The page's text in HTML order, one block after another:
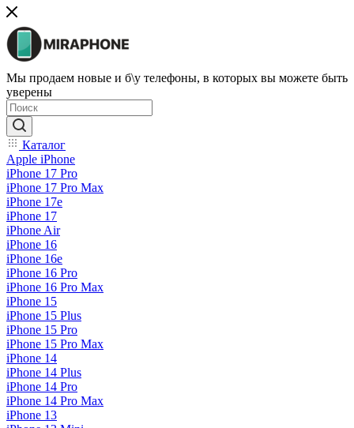
Мы продаем новые и б\у телефоны, в которых вы можете быть
уверены
Каталог
Apple iPhone
iPhone 17 Pro
iPhone 17 Pro Max
iPhone 17e
iPhone 17
iPhone Air
iPhone 16
iPhone 16e
iPhone 16 Pro
iPhone 16 Pro Max
iPhone 15
iPhone 15 Plus
iPhone 15 Pro
iPhone 15 Pro Max
iPhone 14
iPhone 14 Plus
iPhone 14 Pro
iPhone 14 Pro Max
iPhone 13